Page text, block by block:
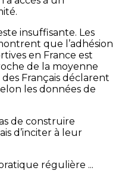
insuffisante. Les
que l’adhésion
en France est
de la moyenne
Français déclarent
les données de
de construire
d’inciter à leur
régulière ...